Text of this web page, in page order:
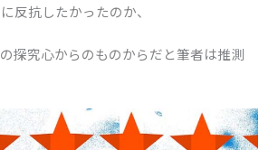
反抗したかったのか、
探究心からのものからだと筆者は推測